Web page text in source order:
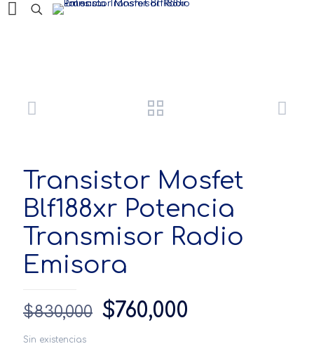
Transistor Mosfet
Blf188xr Potencia
Transmisor Radio
Emisora
$830,000 El
$760,000
Sin existencias